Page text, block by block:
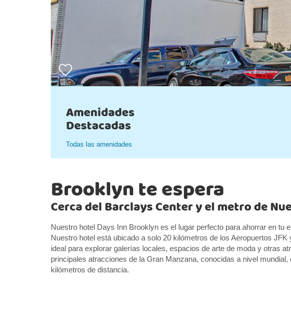
Amenidades
Destacadas
Todas las amenidades
Brooklyn te espera
Cerca del Barclays Center y el metro de
Nuestro hotel Days Inn Brooklyn es el lugar perfecto para ahorrar en tu
Nuestro hotel está ubicado a solo 20 kilómetros de los Aeropuertos JFK
ideal para explorar galerías locales, espacios de arte de moda y otras
principales atracciones de la Gran Manzana, conocidas a nivel mundial,
kilómetros de distancia.